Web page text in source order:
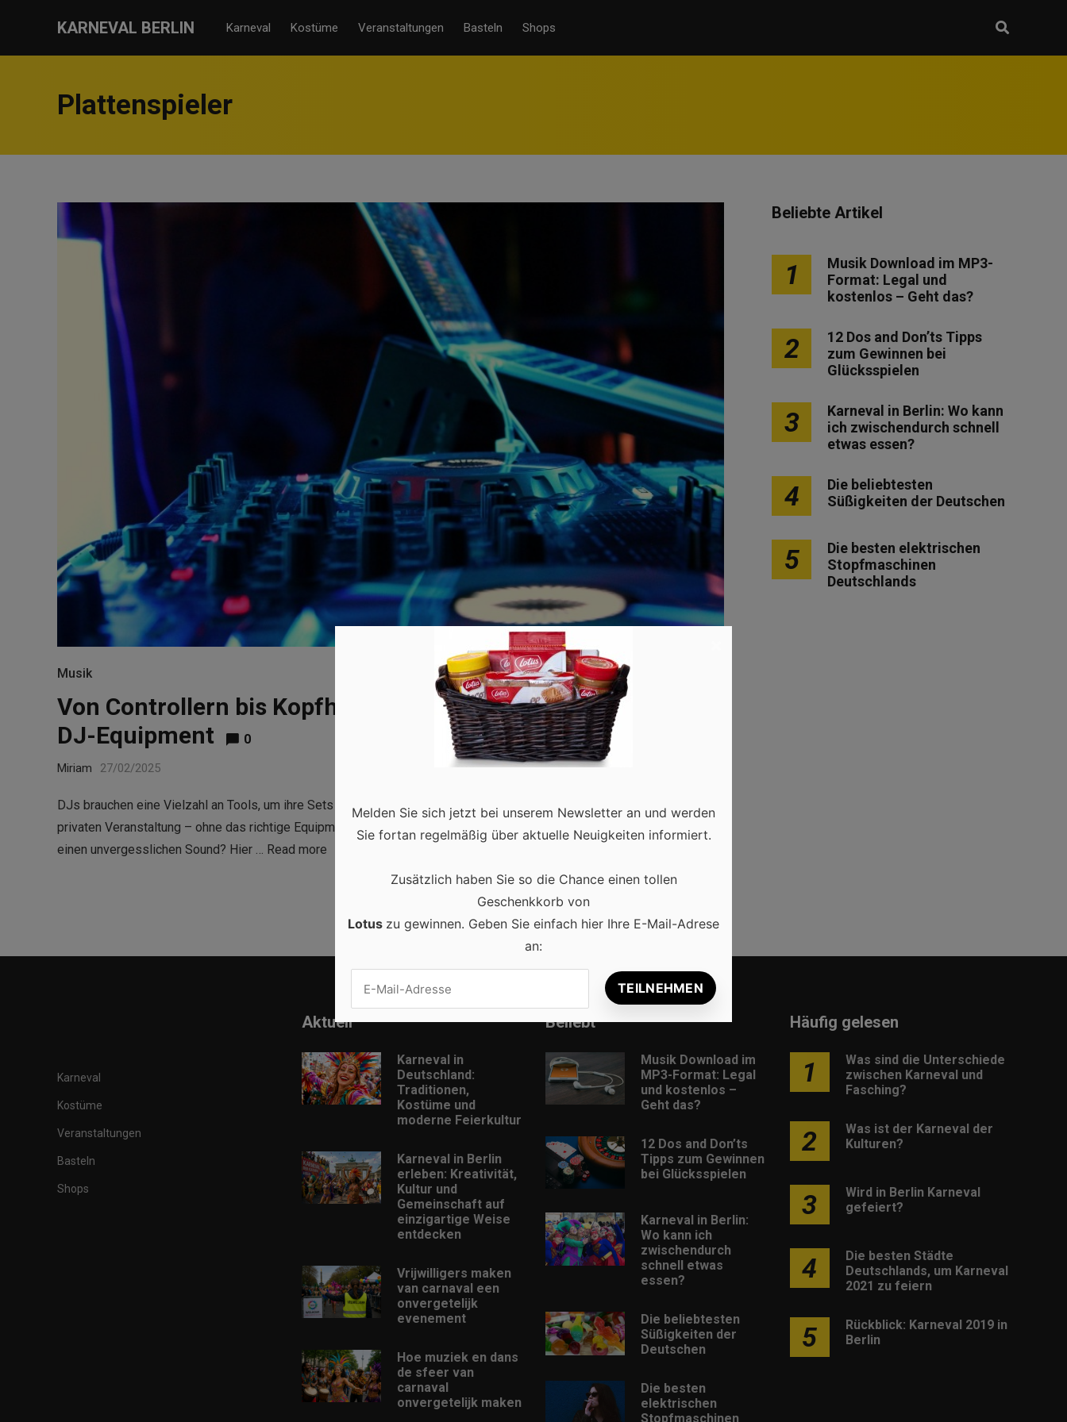
KARNEVAL BERLIN Karneval Kostüme Veranstaltungen Basteln Shops
Plattenspieler
Musik
Von Controllern bis Kopfhörern: So findest du das richtige
DJ-Equipment
0
Miriam 27/02/2025
DJs brauchen eine Vielzahl an Tools, um ihre Sets perfekt in Szene zu setzen. Ob bei einem Club-Auftritt oder einer
privaten Veranstaltung – ohne das richtige Equipment läuft nichts. Doch welche Geräte sind wirklich entscheidend für
einen unvergesslichen Sound? Hier … Read more
Beliebte Artikel
1
Musik Download im MP3-
Format: Legal und
kostenlos – Geht das?
2
12 Dos and Don’ts Tipps
zum Gewinnen bei
Glücksspielen
3
Karneval in Berlin: Wo kann
ich zwischendurch schnell
etwas essen?
4
Die beliebtesten
Süßigkeiten der Deutschen
5
Die besten elektrischen
Stopfmaschinen
Deutschlands
Karneval
Kostüme
Veranstaltungen
Basteln
Shops
Aktuell
Karneval in
Deutschland:
Traditionen,
Kostüme und
moderne Feierkultur
Karneval in Berlin
erleben: Kreativität,
Kultur und
Gemeinschaft auf
einzigartige Weise
entdecken
Vrijwilligers maken
van carnaval een
onvergetelijk
evenement
Hoe muziek en dans
de sfeer van
carnaval
onvergetelijk maken
Beliebt
Musik Download im
MP3-Format: Legal
und kostenlos –
Geht das?
12 Dos and Don’ts
Tipps zum Gewinnen
bei Glücksspielen
Karneval in Berlin:
Wo kann ich
zwischendurch
schnell etwas
essen?
Die beliebtesten
Süßigkeiten der
Deutschen
Die besten
elektrischen
Stopfmaschinen
Häufig gelesen
1
Was sind die Unterschiede
zwischen Karneval und
Fasching?
2
Was ist der Karneval der
Kulturen?
3
Wird in Berlin Karneval
gefeiert?
4
Die besten Städte
Deutschlands, um Karneval
2021 zu feiern
5
Rückblick: Karneval 2019 in
Berlin
Melden Sie sich jetzt bei unserem Newsletter an und werden
Sie fortan regelmäßig über aktuelle Neuigkeiten informiert.
Zusätzlich haben Sie so die Chance einen tollen
Geschenkkorb von
Lotus zu gewinnen. Geben Sie einfach hier Ihre E-Mail-Adrese
an: